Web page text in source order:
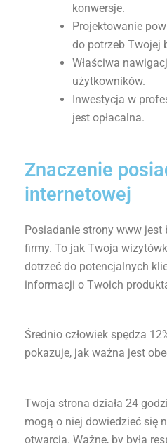
konwersje.
Projektowanie
do potrzeb Twojej
Właściwa
użytkowników.
Inwestycja w
jest opłacalna.
Znaczenie
internetowej
Posiadanie strony www jest
firmy. To jak Twoja
dotrzeć do potencjalnych
informacji o Twoich
Średnio człowiek spędza
pokazuje, jak ważna jest
Twoja strona działa 24
mogą o niej dowiedzieć się
otwarcia. Ważne, by była